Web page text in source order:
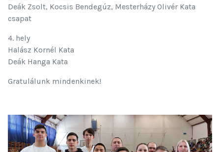
Deák Zsolt, Kocsis Bendegúz, Mesterházy Olivér Kata
csapat
4. hely
Halász Kornél Kata
Deák Hanga Kata
Gratulálunk mindenkinek!